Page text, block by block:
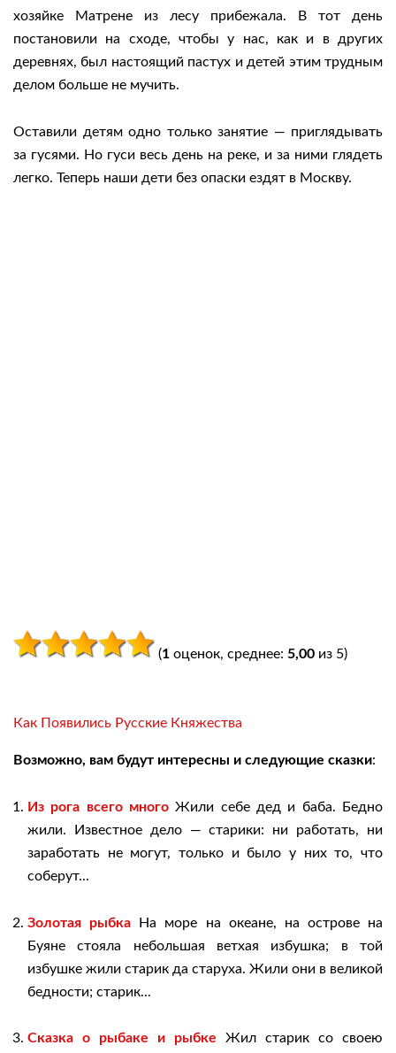
хозяйке Матрене из лесу прибежала. В тот день
постановили на сходе, чтобы у нас, как и в других
деревнях, был настоящий пастух и детей этим трудным
делом больше не мучить.
Оставили детям одно только занятие — приглядывать
за гусями. Но гуси весь день на реке, и за ними глядеть
легко. Теперь наши дети без опаски ездят в Москву.
(1 оценок, среднее: 5,00 из 5)
Как Появились Русские Княжества
Возможно, вам будут интересны и следующие сказки:
Из рога всего много Жили себе дед и баба. Бедно
жили. Известное дело — старики: ни работать, ни
заработать не могут, только и было у них то, что
соберут...
Золотая рыбка На море на океане, на острове на
Буяне стояла небольшая ветхая избушка; в той
избушке жили старик да старуха. Жили они в великой
бедности; старик...
Сказка о рыбаке и рыбке Жил старик со своею